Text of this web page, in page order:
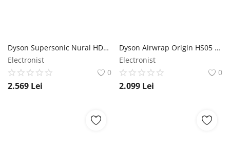
Dyson Supersonic Nural HD16 jasper plum - Uscător de păr Dyson
Electronist
0
2.569 Lei
Dyson Airwrap Origin HS05 argintiu/coper - Fier de ondulat Dyson
Electronist
0
2.099 Lei